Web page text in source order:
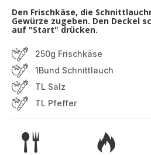
Den Frischkäse, die
Gewürze zugeben. Den Deckel
auf "Start" drücken.
250g Frischkäse
1Bund Schnittlauch
TL Salz
TL Pfeffer